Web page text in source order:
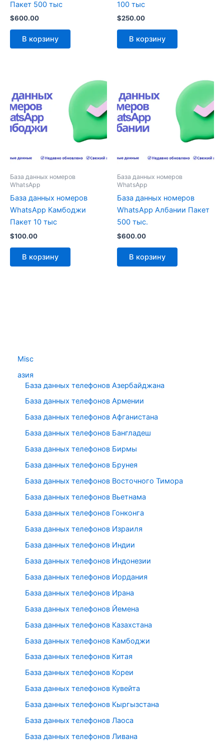
Misc
азия
База данных телефонов Азербайджана
База данных телефонов Армении
База данных телефонов Афганистана
База данных телефонов Бангладеш
База данных телефонов Бирмы
База данных телефонов Брунея
База данных телефонов Восточного Тимора
База данных телефонов Вьетнама
База данных телефонов Гонконга
База данных телефонов Израиля
База данных телефонов Индии
База данных телефонов Индонезии
База данных телефонов Иордания
База данных телефонов Ирана
База данных телефонов Йемена
База данных телефонов Казахстана
База данных телефонов Камбоджи
База данных телефонов Китая
База данных телефонов Кореи
База данных телефонов Кувейта
База данных телефонов Кыргызстана
База данных телефонов Лаоса
База данных телефонов Ливана
Пакет 500 тыс
$600.00
В корзину
100 тыс
$250.00
В корзину
База данных номеров
WhatsApp
База данных номеров
WhatsApp Камбоджи
Пакет 10 тыс
$100.00
В корзину
База данных номеров
WhatsApp
База данных номеров
WhatsApp Албании Пакет
500 тыс.
$600.00
В корзину